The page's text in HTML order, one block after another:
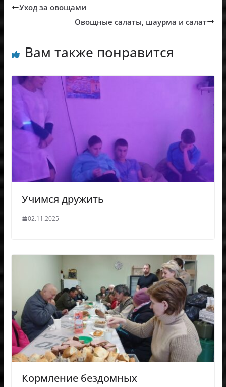
Уход за овощами
Овощные салаты, шаурма и салат
Вам также понравится
Учимся дружить
02.11.2025
Кормление бездомных